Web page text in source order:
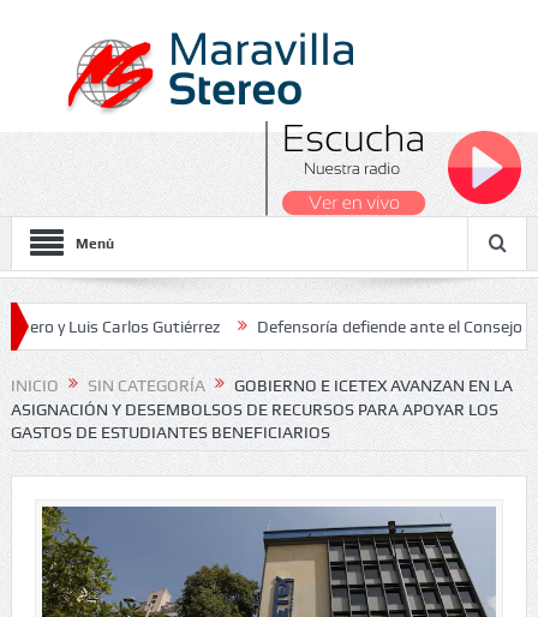
Menú
Carlos Gutiérrez Defensoría defiende ante el Consejo de
Nacionales 2026
INICIO SIN CATEGORÍA
GOBIERNO E ICETEX AVANZAN EN LA
ASIGNACIÓN Y DESEMBOLSOS DE RECURSOS PARA APOYAR LOS
GASTOS DE ESTUDIANTES BENEFICIARIOS